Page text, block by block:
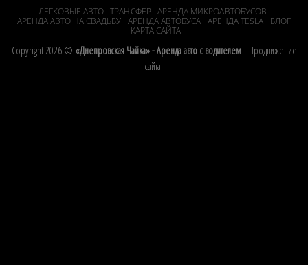
ЛЕГКОВЫЕ АВТО ТРАНСФЕР АРЕНДА МИКРОАВТОБУСОВ
АРЕНДА АВТО НА СВАДЬБУ АРЕНДА АВТОБУСА АРЕНДА TESLA
БЛОГ
КАРТА САЙТА
Copyright 2026 © «Днепровская Чайка» - Аренда авто с водителем| Продвижение
сайта